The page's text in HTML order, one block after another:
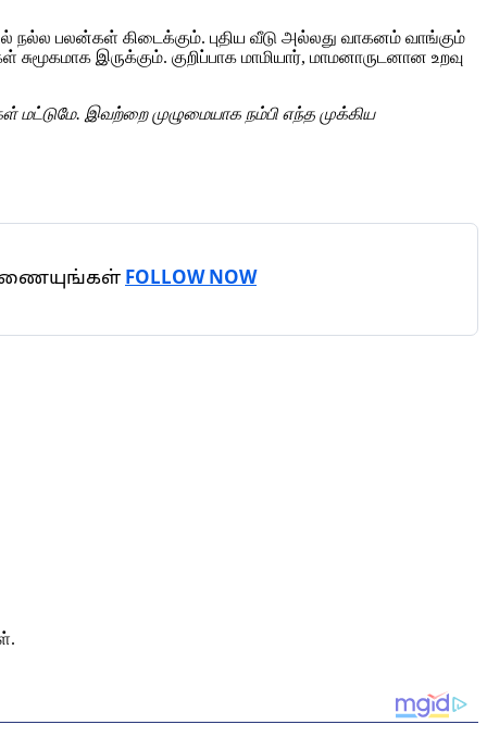
நல்ல பலன்கள் கிடைக்கும். புதிய வீடு அல்லது வாகனம் வாங்கும்
இருக்கும். குறிப்பாக மாமியார், மாமனாருடனான உறவு
இவற்றை முழுமையாக நம்பி எந்த முக்கிய
இணையுங்கள் FOLLOW NOW